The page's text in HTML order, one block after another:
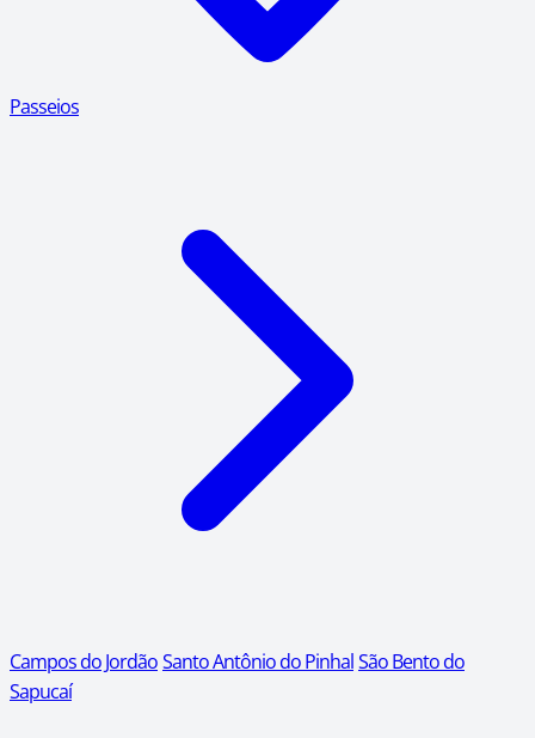
Passeios
Campos do JordãoSanto Antônio do PinhalSão Bento do
Sapucaí